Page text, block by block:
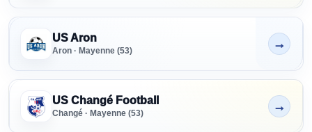
US Aron
Aron · Mayenne (53)
Non indiqué
→
US Changé Football
Changé · Mayenne (53)
Non indiqué
→